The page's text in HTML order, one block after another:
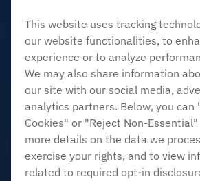
branco
Linux
Linux não
Janelas
Windows
This website uses tracking
our website functionalities, to
experience or to analyze
We may also share information
our site with our social media,
analytics partners. Below, you can
Cookies" or "Reject Non-
more details on the data we
exercise your rights, and to view
related to required opt-in